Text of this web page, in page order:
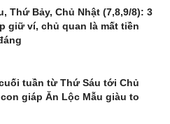
Thứ Bảy, Chủ Nhật (7,8,9/8): 3
giữ ví, chủ quan là mất tiền
tuần từ Thứ Sáu tới Chủ
giáp Ăn Lộc Mẫu giàu to